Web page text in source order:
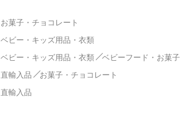
お菓子・チョコレート
ベビー・キッズ用品・衣類
ベビー・キッズ用品・衣類
ベビーフード・お菓子
直輸入品
お菓子・チョコレート
直輸入品